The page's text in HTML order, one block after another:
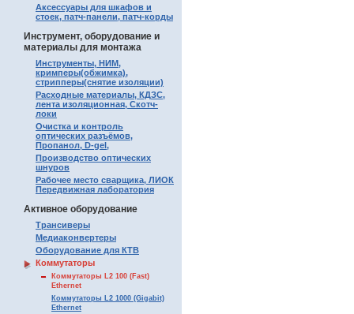
Аксессуары для шкафов и
стоек, патч-панели, патч-корды
Инструмент, оборудование и
материалы для монтажа
Инструменты, НИМ,
кримперы(обжимка),
стрипперы(снятие изоляции)
Расходные материалы, КДЗС,
лента изоляционная, Скотч-
локи
Очистка и контроль
оптических разъёмов,
Пропанол, D-gel,
Производство оптических
шнуров
Рабочее место сварщика, ЛИОК
Передвижная лаборатория
Активное оборудование
Трансиверы
Медиаконвертеры
Оборудование для КТВ
Коммутаторы
Коммутаторы L2 100 (Fast)
Ethernet
Коммутаторы L2 1000 (Gigabit)
Ethernet